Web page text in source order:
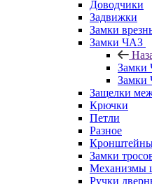
Доводчики
Задвижки
Замки
Замки ЧАЗ
Замки
Замки
Защелки
Крючки
Петли
Разное
Замки
Механизмы
Ручки